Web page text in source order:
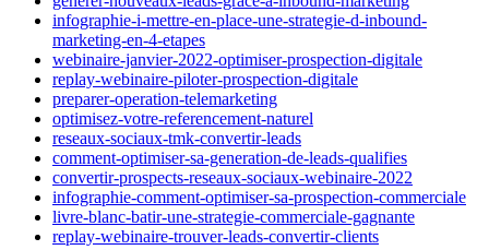
infographie-i-mettre-en-place-une-strategie-d-inbound-
marketing-en-4-etapes
webinaire-janvier-2022-optimiser-prospection-digitale
replay-webinaire-piloter-prospection-digitale
preparer-operation-telemarketing
optimisez-votre-referencement-naturel
reseaux-sociaux-tmk-convertir-leads
comment-optimiser-sa-generation-de-leads-qualifies
convertir-prospects-reseaux-sociaux-webinaire-2022
infographie-comment-optimiser-sa-prospection-commerciale
livre-blanc-batir-une-strategie-commerciale-gagnante
replay-webinaire-trouver-leads-convertir-clients